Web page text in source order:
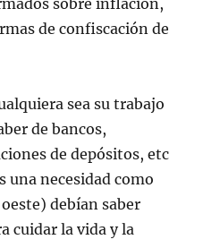
sobre inflación,
de confiscación de
sea su trabajo
de bancos,
de depósitos, etc
una necesidad como
debían saber
cuidar la vida y la